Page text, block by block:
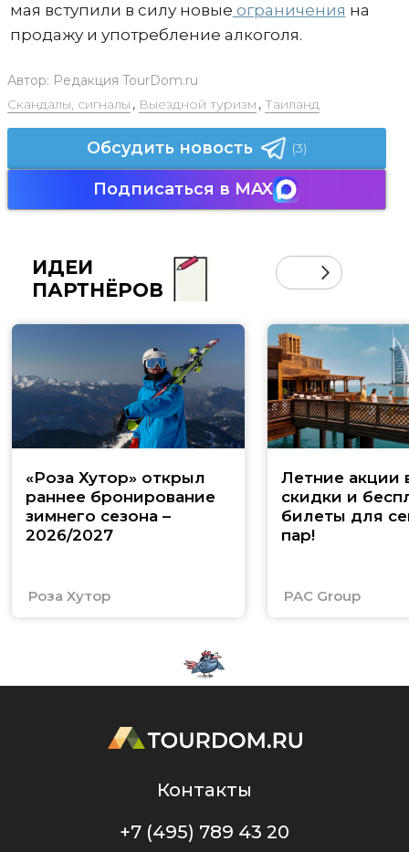
мая вступили в силу новые ограничения на
продажу и употребление алкоголя.
Автор: Редакция TourDom.ru
Скандалы, сигналы , Выездной туризм , Таиланд
Обсудить новость (3)
Подписаться в MAX
ИДЕИ
ПАРТНЁРОВ
«Роза Хутор» открыл
раннее бронирование
зимнего сезона –
2026/2027
Роза Хутор
Летние акции
скидки и
билеты для
пар!
PAC Group
Контакты
+7 (495) 789 43 20